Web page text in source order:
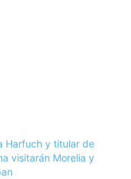
Harfuch y titular de
visitarán Morelia y